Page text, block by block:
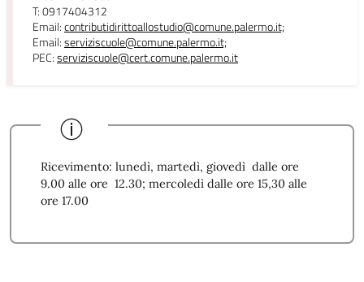
T: 0917404312
Email:contributidirittoallostudio@comune.palermo.it;
Email:serviziscuole@comune.palermo.it;
PEC:serviziscuole@cert.comune.palermo.it
Ricevimento: lunedì, martedì, giovedì dalle ore
9.00 alle ore 12.30; mercoledì dalle ore 15,30 alle
ore 17.00